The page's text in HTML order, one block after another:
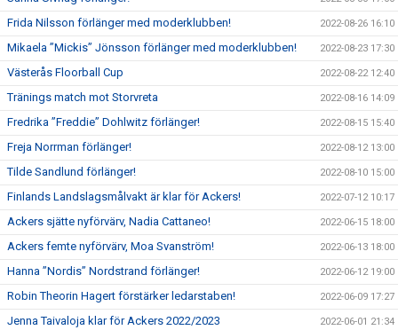
Frida Nilsson förlänger med moderklubben! 2022-08-26 16:10
Mikaela ”Mickis” Jönsson förlänger med moderklubben! 2022-08-23 17:30
Västerås Floorball Cup 2022-08-22 12:40
Tränings match mot Storvreta 2022-08-16 14:09
Fredrika ”Freddie” Dohlwitz förlänger! 2022-08-15 15:40
Freja Norrman förlänger! 2022-08-12 13:00
Tilde Sandlund förlänger! 2022-08-10 15:00
Finlands Landslagsmålvakt är klar för Ackers! 2022-07-12 10:17
Ackers sjätte nyförvärv, Nadia Cattaneo! 2022-06-15 18:00
Ackers femte nyförvärv, Moa Svanström! 2022-06-13 18:00
Hanna ”Nordis” Nordstrand förlänger! 2022-06-12 19:00
Robin Theorin Hagert förstärker ledarstaben! 2022-06-09 17:27
Jenna Taivaloja klar för Ackers 2022/2023 2022-06-01 21:34